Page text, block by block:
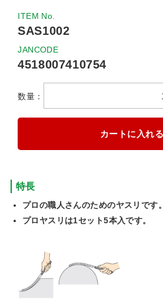
ITEM No.
SAS1002
JANCODE
4518007410754
数量：
特長
プロの職人さんのためのヤスリです。
プロヤスリは1セット5本入です。